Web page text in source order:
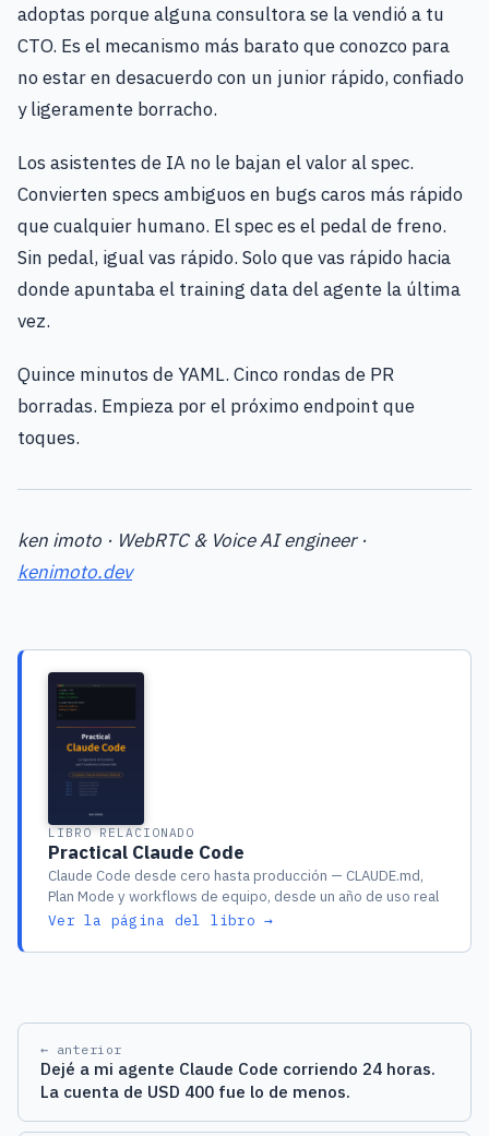
adoptas porque alguna consultora se la vendió a tu
CTO. Es el mecanismo más barato que conozco para
no estar en desacuerdo con un junior rápido, confiado
y ligeramente borracho.
Los asistentes de IA no le bajan el valor al spec.
Convierten specs ambiguos en bugs caros más rápido
que cualquier humano. El spec es el pedal de freno.
Sin pedal, igual vas rápido. Solo que vas rápido hacia
donde apuntaba el training data del agente la última
vez.
Quince minutos de YAML. Cinco rondas de PR
borradas. Empieza por el próximo endpoint que
toques.
ken imoto · WebRTC & Voice AI engineer ·
kenimoto.dev
LIBRO RELACIONADO
Practical Claude Code
Claude Code desde cero hasta producción — CLAUDE.md,
Plan Mode y workflows de equipo, desde un año de uso real
Ver la página del libro →
← anterior
Dejé a mi agente Claude Code corriendo 24 horas.
La cuenta de USD 400 fue lo de menos.